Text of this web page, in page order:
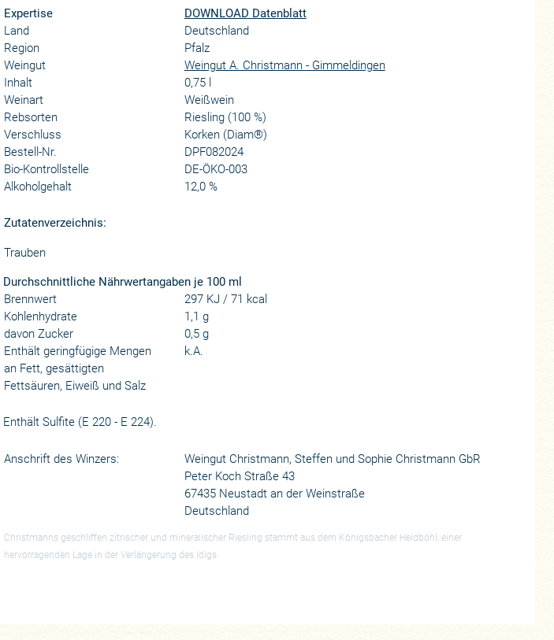
Expertise
DOWNLOAD Datenblatt
Land
Deutschland
Region
Pfalz
Weingut
Weingut A. Christmann - Gimmeldingen
Inhalt
0,75 l
Weinart
Weißwein
Rebsorten
Riesling (100 %)
Verschluss
Korken (Diam®)
Bestell-Nr.
DPF082024
Bio-Kontrollstelle
DE-ÖKO-003
Alkoholgehalt
12,0 %
Zutatenverzeichnis:
Trauben
Durchschnittliche Nährwertangaben je 100 ml
Brennwert
297 KJ / 71 kcal
Kohlenhydrate
1,1 g
davon Zucker
0,5 g
Enthält geringfügige Mengen
an Fett, gesättigten
Fettsäuren, Eiweiß und Salz
k.A.
Enthält Sulfite (E 220 - E 224).
Anschrift des Winzers:
Weingut Christmann, Steffen und Sophie Christmann GbR
Peter Koch Straße 43
67435 Neustadt an der Weinstraße
Deutschland
Christmanns geschliffen zitrischer und mineralischer Riesling stammt aus dem Königsbacher Heidböhl, einer
hervorragenden Lage in der Verlängerung des Idigs.